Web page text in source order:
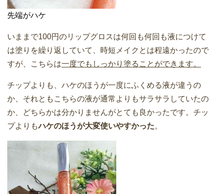
先端がハケ
いままで100円のリップグロスは何回も何回も液につけて
は塗りを繰り返していて、時短メイクとは程遠かったので
すが、こちらは一度でもしっかり塗ることができます。
チップよりも、ハケのほうが一度にふくめる液が違うの
か、それともこちらの液が通常よりもサラサラしていたの
か、どちらかは分かりませんがとても良かったです。チッ
プよりもハケのほうが大変使いやすかった。